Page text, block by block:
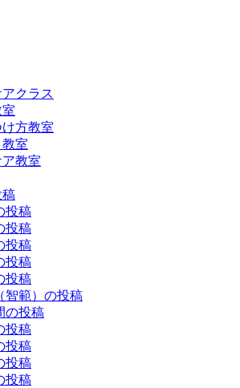
クラス
方教室
室
教室
稿
投稿
投稿
投稿
投稿
投稿
智範）の投稿
の投稿
投稿
投稿
投稿
投稿